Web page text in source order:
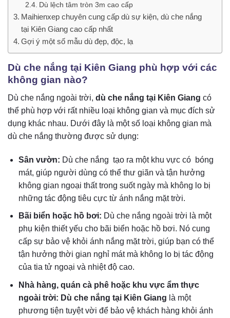
Dù lệch tâm tròn 3m cao cấp
Maihienxep chuyên cung cấp dù sự kiện, dù che nắng
tại Kiên Giang cao cấp nhất
Gợi ý một số mẫu dù đẹp, độc, lạ
Dù che nắng tại Kiên Giang phù hợp với các
không gian nào?
Dù che nắng ngoài trời, dù che nắng tại Kiên Giang có
thể phù hợp với rất nhiều loại không gian và mục đích sử
dụng khác nhau. Dưới đây là một số loại không gian mà
dù che nắng thường được sử dụng:
Sân vườn: Dù che nắng tạo ra một khu vực có bóng
mát, giúp người dùng có thể thư giãn và tận hưởng
không gian ngoại thất trong suốt ngày mà không lo bị
những tác động tiêu cực từ ánh nắng mặt trời.
Bãi biển hoặc hồ bơi: Dù che nắng ngoài trời là một
phụ kiện thiết yếu cho bãi biển hoặc hồ bơi. Nó cung
cấp sự bảo vệ khỏi ánh nắng mặt trời, giúp bạn có thể
tận hưởng thời gian nghỉ mát mà không lo bị tác động
của tia tử ngoại và nhiệt độ cao.
Nhà hàng, quán cà phê hoặc khu vực ẩm thực
ngoài trời: Dù che nắng tại Kiên Giang là một
phương tiện tuyệt vời để bảo vệ khách hàng khỏi ánh